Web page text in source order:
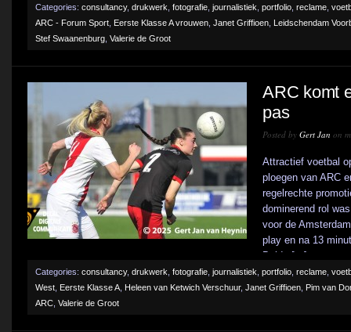
Categories: consultancy, drukwerk fotografie journalistiek portfolio reclame
ARC - Forum Sport Eerste Klasse A vrouwen Janet Griffioen Leidschendam
Stef Swaanenburg Valerie de Groot
ARC komt
pas
Posted by Gert Jan on
Attractief voetbal
ploegen van ARC
regelrechte
dominerend rol
voor de
play en na 13
Beide [...]
Categories: consultancy, drukwerk fotografie journalistiek portfolio reclame
West Eerste Klasse A Heleen van Ketwich Verschuur, Janet Griffioen Pim van
ARC Valerie de Groot